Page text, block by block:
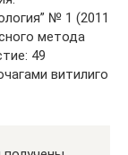
№ 1 (2011
метода
49
витилиго